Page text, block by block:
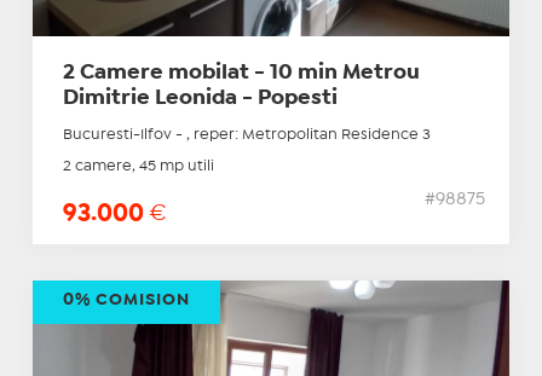
2 Camere mobilat - 10 min Metrou
Dimitrie Leonida - Popesti
Bucuresti-Ilfov - , reper: Metropolitan Residence 3
2 camere, 45 mp utili
93.000 €
#98875
0% COMISION